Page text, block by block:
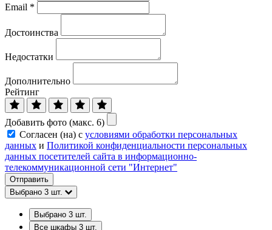
Email *
Достоинства
Недостатки
Дополнительно
Рейтинг
Добавить фото (макс. 6)
Согласен (на) с условиями обработки персональных
данных и Политикой конфиденциальности персональных
данных посетителей сайта в информационно-
телекоммуникационной сети "Интернет"
Отправить
Выбрано 3 шт.
Выбрано 3 шт.
Все шкафы 3 шт.